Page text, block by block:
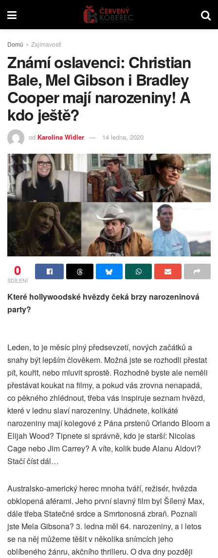
Domů Zajímavosti
Známí oslavenci: Christian
Bale, Mel Gibson i Bradley
Cooper mají narozeniny! A
kdo ještě?
od Karolina Widler 14 ledna, 2020
0
SDÍLENÍ
Které hollywoodské hvězdy čeká brzy narozeninová
party?
Leden, to je měsíc plný předsevzetí, nových začátků a
snahy být lepším člověkem. Možná jste se rozhodli přestat
pít, kouřit, nebo mluvit sprostě. Rozhodně byste ale neměli
přestávat koukat na filmy, a pokud vás zrovna nenapadá,
co pěkného zhlédnout, třeba vás inspiruje seznam hvězd,
které v lednu slaví narozeniny. Uhádnete, kolikáté
narozeniny mají kolegové z Pána prstenů Orlando Bloom a
Elijah Wood? Tipnete si správně, kdo je starší: Nicolas
Cage nebo Jim Carrey? A víte, kolik bude Alanu Aldovi?
Stačí číst dál…
Australsko-americký herec mnoha tváří, režisér, hvězda
obklopená aférami. Jeho první slavný film byl Šílený Max,
dále třeba Statečné srdce a Smrtonosná zbraň. Poznali
jste Mela Gibsona? 3. ledna měl 64. narozeniny, a i letos
se na něj můžeme těšit v několika snímcích jeho
oblíbeného žánru, akčního thrilleru. O dva dny později